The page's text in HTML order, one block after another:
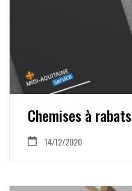
Chemises à rabats
14/12/2020